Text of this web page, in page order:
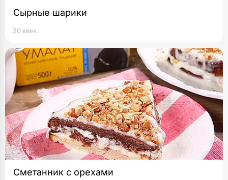
Сырные шарики
20 мин.
Сметанник c орехами